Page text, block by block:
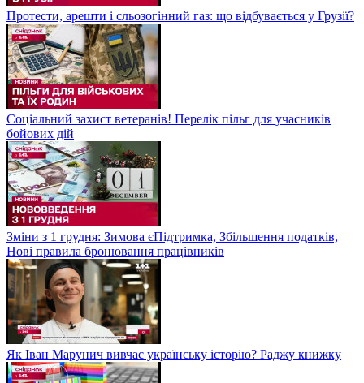
Протести, арешти і сльозогінний газ: що відбувається у Грузії?
Соціальний захист ветеранів! Перелік пільг для учасників
бойових дій
Зміни з 1 грудня: Зимова єПідтримка, Збільшення податків,
Нові правила бронювання працівників
Як Іван Марунич вивчає українську історію? Раджу книжку